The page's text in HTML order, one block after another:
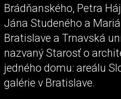
Brádňanského, Petra
Jána Studeného a
Bratislave a Trnavská
nazvaný Starosť o
jedného domu: areálu
galérie v Bratislave.